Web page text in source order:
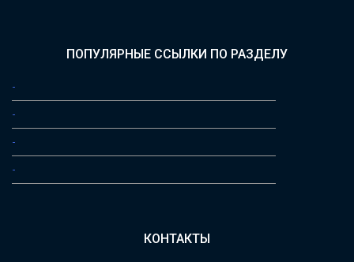
ПОПУЛЯРНЫЕ ССЫЛКИ ПО РАЗДЕЛУ
-
-
-
-
КОНТАКТЫ